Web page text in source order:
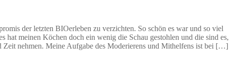
der letzten BIOerleben zu verzichten. So schön es war und so viel
hat meinen Köchen doch ein wenig die Schau gestohlen und die sind es,
Zeit nehmen. Meine Aufgabe des Moderierens und Mithelfens ist bei […]